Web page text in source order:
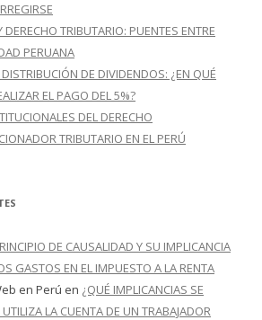
TRIBUTARIO: PUENTES ENTRE
PERUANA
DE DIVIDENDOS: ¿EN QUÉ
EL PAGO DEL 5%?
DEL DERECHO
TRIBUTARIO EN EL PERÚ
DE CAUSALIDAD Y SU IMPLICANCIA
GASTOS EN EL IMPUESTO A LA RENTA
en Perú en ¿QUÉ IMPLICANCIAS SE
LA CUENTA DE UN TRABAJADOR